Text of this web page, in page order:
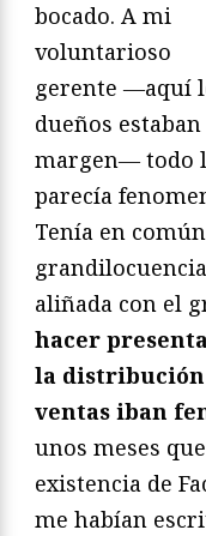
bocado. A mi
voluntarioso
gerente ―aquí
dueños
margen― todo
parecía
Tenía en
aliñada con el
hacer
la
ventas iban
unos meses
existencia de
me habían